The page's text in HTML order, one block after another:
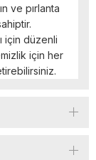
ve pırlanta
için düzenli
için her